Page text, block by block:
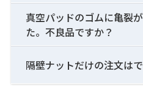
真空パッドのゴムに亀裂
た。不良品ですか？
隔壁ナットだけの注文は